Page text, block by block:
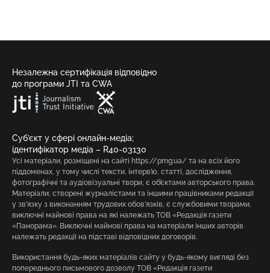
Незалежна сертифікація відповідно
до програми JTI та CWA
Суб’єкт у сфері онлайн-медіа;
ідентифікатор медіа – R40-03130
Усі матеріали, розміщені на сайті https://pmg.ua/ та на всіх його
піддоменах, у тому числі тексти, інтерв’ю, статті, дослідження,
фотографічні та аудіовізуальні твори, є об’єктами авторського права.
Матеріали, створені журналістами та іншими працівниками редакції
у зв’язку з виконанням трудових обов’язків, є службовими творами,
виключні майнові права на які належать ТОВ «Редакція газети
«Панорама». Виключні майнові права на матеріали інших авторів
належать редакції на підставі відповідних договорів.
Використання будь-яких матеріалів сайту у будь-якому вигляді без
попереднього письмового дозволу ТОВ «Редакція газети